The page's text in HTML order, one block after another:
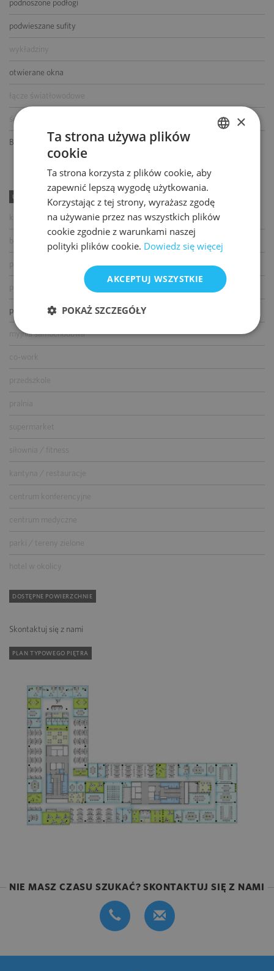
podnoszone podłogi
podwieszane sufity
wykładziny
otwierane okna
łącze światłowodowe
ścianki działowe
BMS
UDOGODNIENIA
parking dla rowerów
myjnia samochodowa
co-work
supermarket
siłownia / fitness
kantyna / restauracje
centrum konferencyjne
centrum medyczne
parki / tereny zielone
hotel w okolicy
DOSTĘPNE POWIERZCHNIE
Skontaktuj się z nami
PLAN TYPOWEGO PIĘTRA
NIE MASZ CZASU SZUKAĆ? SKONTAKTUJ SIĘ Z NAMI
ENGLISH
×
Ta strona używa plików
cookie
Ta strona korzysta z plików cookie, aby
zapewnić lepszą wygodę użytkowania.
Korzystając z tej strony, wyrażasz zgodę
na używanie przez nas wszystkich plików
cookie zgodnie z warunkami naszej
polityki plików cookie. Dowiedz się więcej
AKCEPTUJ WSZYSTKIE
POKAŻ SZCZEGÓŁY